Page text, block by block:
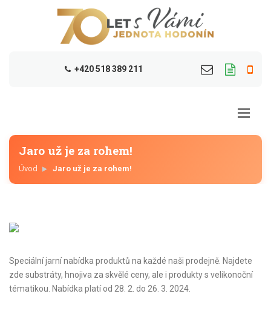
+420 518 389 211
Jaro už je za rohem!
Úvod Jaro už je za rohem!
Speciální jarní nabídka produktů na každé naši prodejně. Najdete
zde substráty, hnojiva za skvělé ceny, ale i produkty s velikonoční
tématikou. Nabídka platí od 28. 2. do 26. 3. 2024.